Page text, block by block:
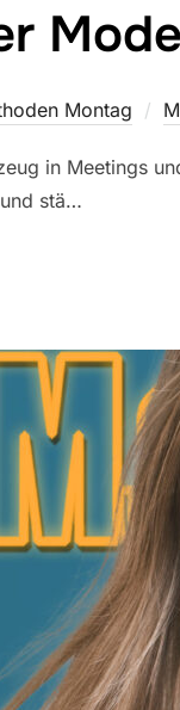
Montag
in Meetings
stä…